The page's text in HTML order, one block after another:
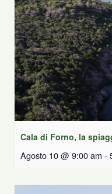
Cala di Forno, la
Agosto 10 @ 9:00 am -